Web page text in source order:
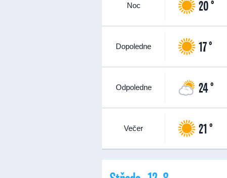
Noc 20 °
Dopoledne 17 °
Odpoledne 24 °
Večer 21 °